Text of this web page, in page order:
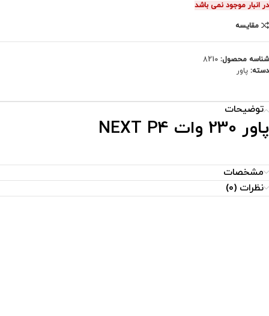
در انبار موجود نمی باشد
مقایسه
شناسه محصول: 8210
دسته: پاور
توضیحات
پاور 230 وات NEXT P4
مشخصات
نظرات (0)